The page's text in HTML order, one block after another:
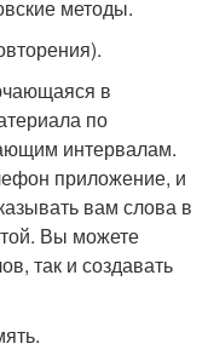
методы.
в
по
интервалам.
приложение, и
вам слова в
Вы можете
так и создавать